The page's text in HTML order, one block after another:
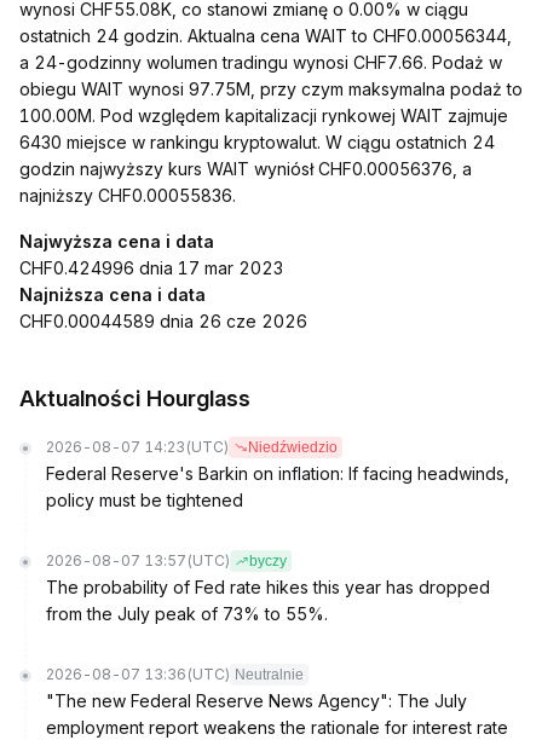
wynosi CHF55.08K, co stanowi zmianę o 0.00% w ciągu
ostatnich 24 godzin. Aktualna cena WAIT to CHF0.00056344,
a 24-godzinny wolumen tradingu wynosi CHF7.66. Podaż w
obiegu WAIT wynosi 97.75M, przy czym maksymalna podaż to
100.00M. Pod względem kapitalizacji rynkowej WAIT zajmuje
6430 miejsce w rankingu kryptowalut. W ciągu ostatnich 24
godzin najwyższy kurs WAIT wyniósł CHF0.00056376, a
najniższy CHF0.00055836.
Najwyższa cena i data
CHF0.424996 dnia 17 mar 2023
Najniższa cena i data
CHF0.00044589 dnia 26 cze 2026
Aktualności Hourglass
2026-08-07 14:23 (UTC) Niedźwiedzio
Federal Reserve's Barkin on inflation: If facing headwinds,
policy must be tightened
2026-08-07 13:57 (UTC) byczy
The probability of Fed rate hikes this year has dropped
from the July peak of 73% to 55%.
2026-08-07 13:36 (UTC) Neutralnie
"The new Federal Reserve News Agency": The July
employment report weakens the rationale for interest rate